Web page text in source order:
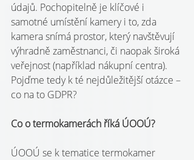
údajů. Pochopitelně je klíčové i
samotné umístění kamery i to, zda
kamera snímá prostor, který navštěvují
výhradně zaměstnanci, či naopak široká
veřejnost (například nákupní centra).
Pojďme tedy k té nejdůležitější otázce –
co na to GDPR?
Co o termokamerách říká ÚOOÚ?
ÚOOÚ se k tematice termokamer